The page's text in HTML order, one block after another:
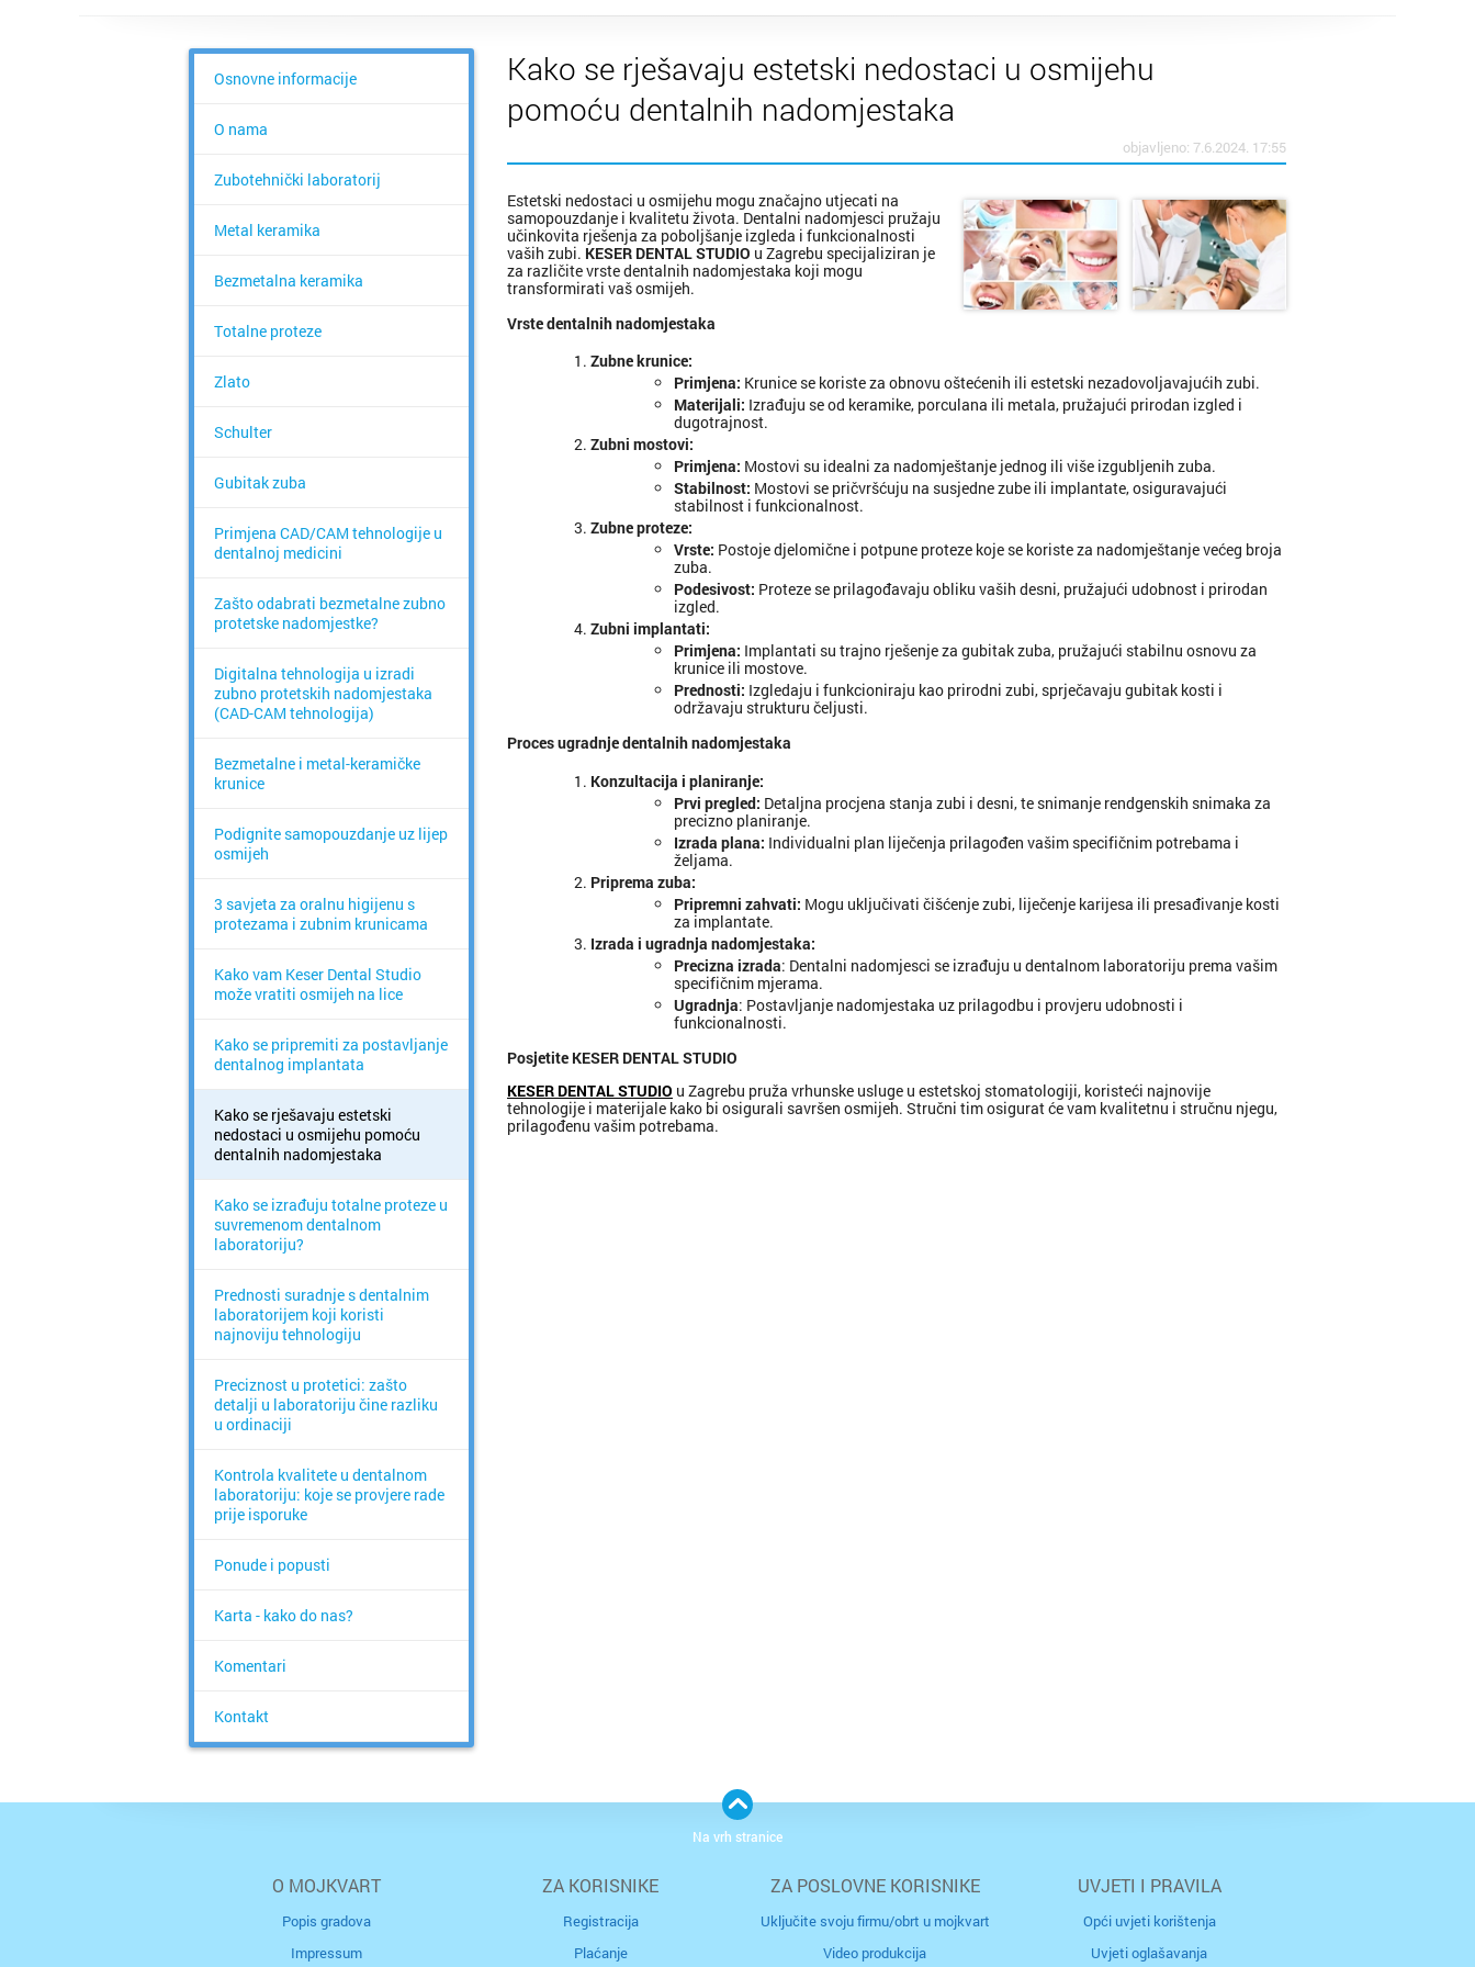
Osnovne informacije
O nama
Zubotehnički laboratorij
Metal keramika
Bezmetalna keramika
Totalne proteze
Zlato
Schulter
Gubitak zuba
Primjena CAD/CAM tehnologije u
dentalnoj medicini
Zašto odabrati bezmetalne zubno
protetske nadomjestke?
Digitalna tehnologija u izradi
zubno protetskih nadomjestaka
(CAD-CAM tehnologija)
Bezmetalne i metal-keramičke
krunice
Podignite samopouzdanje uz lijep
osmijeh
3 savjeta za oralnu higijenu s
protezama i zubnim krunicama
Kako vam Keser Dental Studio
može vratiti osmijeh na lice
Kako se pripremiti za postavljanje
dentalnog implantata
Kako se rješavaju estetski
nedostaci u osmijehu pomoću
dentalnih nadomjestaka
Kako se izrađuju totalne proteze u
suvremenom dentalnom
laboratoriju?
Prednosti suradnje s dentalnim
laboratorijem koji koristi
najnoviju tehnologiju
Preciznost u protetici: zašto
detalji u laboratoriju čine razliku
u ordinaciji
Kontrola kvalitete u dentalnom
laboratoriju: koje se provjere rade
prije isporuke
Ponude i popusti
Karta - kako do nas?
Komentari
Kontakt
Kako se rješavaju estetski nedostaci u osmijehu
pomoću dentalnih nadomjestaka
objavljeno: 7.6.2024. 17:55
Estetski nedostaci u osmijehu mogu značajno utjecati na
samopouzdanje i kvalitetu života. Dentalni nadomjesci pružaju
učinkovita rješenja za poboljšanje izgleda i funkcionalnosti
vaših zubi. KESER DENTAL STUDIO u Zagrebu specijaliziran je
za različite vrste dentalnih nadomjestaka koji mogu
transformirati vaš osmijeh.
Vrste dentalnih nadomjestaka
Zubne krunice:
Primjena: Krunice se koriste za obnovu oštećenih ili estetski nezadovoljavajućih zubi.
Materijali: Izrađuju se od keramike, porculana ili metala, pružajući prirodan izgled i
dugotrajnost.
Zubni mostovi:
Primjena: Mostovi su idealni za nadomještanje jednog ili više izgubljenih zuba.
Stabilnost: Mostovi se pričvršćuju na susjedne zube ili implantate, osiguravajući
stabilnost i funkcionalnost.
Zubne proteze:
Vrste: Postoje djelomične i potpune proteze koje se koriste za nadomještanje većeg broja
zuba.
Podesivost: Proteze se prilagođavaju obliku vaših desni, pružajući udobnost i prirodan
izgled.
Zubni implantati:
Primjena: Implantati su trajno rješenje za gubitak zuba, pružajući stabilnu osnovu za
krunice ili mostove.
Prednosti: Izgledaju i funkcioniraju kao prirodni zubi, sprječavaju gubitak kosti i
održavaju strukturu čeljusti.
Proces ugradnje dentalnih nadomjestaka
Konzultacija i planiranje:
Prvi pregled: Detaljna procjena stanja zubi i desni, te snimanje rendgenskih snimaka za
precizno planiranje.
Izrada plana: Individualni plan liječenja prilagođen vašim specifičnim potrebama i
željama.
Priprema zuba:
Pripremni zahvati: Mogu uključivati čišćenje zubi, liječenje karijesa ili presađivanje kosti
za implantate.
Izrada i ugradnja nadomjestaka:
Precizna izrada: Dentalni nadomjesci se izrađuju u dentalnom laboratoriju prema vašim
specifičnim mjerama.
Ugradnja: Postavljanje nadomjestaka uz prilagodbu i provjeru udobnosti i
funkcionalnosti.
Posjetite KESER DENTAL STUDIO
KESER DENTAL STUDIO u Zagrebu pruža vrhunske usluge u estetskoj stomatologiji, koristeći najnovije
tehnologije i materijale kako bi osigurali savršen osmijeh. Stručni tim osigurat će vam kvalitetnu i stručnu njegu,
prilagođenu vašim potrebama.
O MOJKVART
Popis gradova
Impressum
ZA KORISNIKE
Registracija
Plaćanje
ZA POSLOVNE KORISNIKE
Uključite svoju firmu/obrt u mojkvart
Video produkcija
UVJETI I PRAVILA
Opći uvjeti korištenja
Uvjeti oglašavanja
Na vrh stranice